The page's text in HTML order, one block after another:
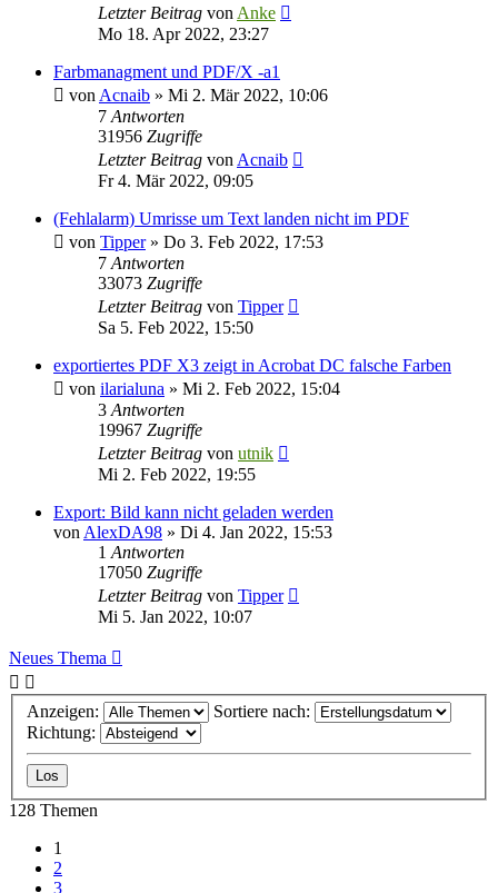
Letzter Beitrag von Anke
Mo 18. Apr 2022, 23:27
Farbmanagment und PDF/X -a1
von Acnaib » Mi 2. Mär 2022, 10:06
7 Antworten
31956 Zugriffe
Letzter Beitrag von Acnaib
Fr 4. Mär 2022, 09:05
(Fehlalarm) Umrisse um Text landen nicht im PDF
von Tipper» Do 3. Feb 2022, 17:53
7 Antworten
33073 Zugriffe
Letzter Beitrag von Tipper
Sa 5. Feb 2022, 15:50
exportiertes PDF X3 zeigt in Acrobat DC falsche Farben
von ilarialuna » Mi 2. Feb 2022, 15:04
3 Antworten
19967 Zugriffe
Letzter Beitrag von utnik
Mi 2. Feb 2022, 19:55
Export: Bild kann nicht geladen werden
von AlexDA98 » Di 4. Jan 2022, 15:53
1 Antworten
17050 Zugriffe
Letzter Beitrag von Tipper
Mi 5. Jan 2022, 10:07
Neues Thema
Anzeigen:
Sortiere nach:
Richtung:
128 Themen
1
2
3